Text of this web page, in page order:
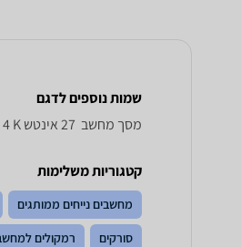
שמות נוספים לדגם
מסך מחשב ‏ 27 ‏אינטש Samsung S 27 A 804 NMM 4 K סמסונג, S27A804NMM סמסונג , סמסונג S27A804NMM
קטגוריות משלימות
מחשבים נייחים ממותגים
סורקים רמקולים